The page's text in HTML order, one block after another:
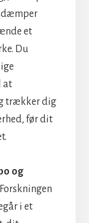
et
Du
at
trækker dig
før dit
og
Forskningen
i et